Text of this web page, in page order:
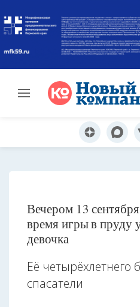
Вечером 13
время игры в пруду
девочка
Её четырёхлетнего
спасатели